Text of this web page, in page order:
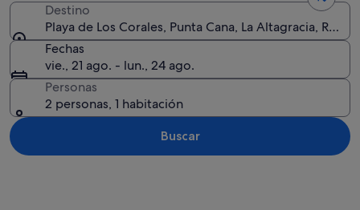
Destino
Playa de Los Corales, Punta Cana, La Altagracia,
Fechas
vie., 21 ago. - lun., 24 ago.
Personas
2 personas, 1 habitación
Buscar